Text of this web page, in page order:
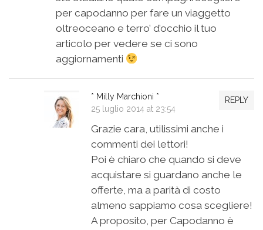
per capodanno per fare un viaggetto
oltreoceano e terro’ d’occhio il tuo
articolo per vedere se ci sono
aggiornamenti
REPLY
* Milly Marchioni *
25 luglio 2014 at 23:54
Grazie cara, utilissimi anche i
commenti dei lettori!
Poi è chiaro che quando si deve
acquistare si guardano anche le
offerte, ma a parità di costo
almeno sappiamo cosa scegliere!
A proposito, per Capodanno è